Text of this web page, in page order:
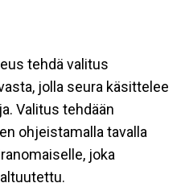
tehdä valitus
jolla seura käsittelee
Valitus tehdään
ohjeistamalla tavalla
joka